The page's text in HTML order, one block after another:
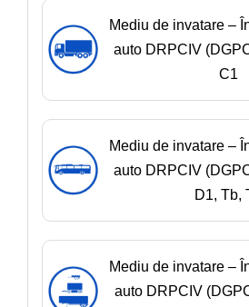
Mediu de invatare –
auto DRPCIV
C1
Mediu de invatare –
auto DRPCIV
D1, Tb,
Mediu de invatare –
auto DRPCIV